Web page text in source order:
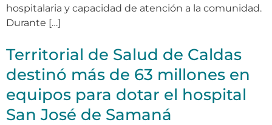
hospitalaria y capacidad de atención a la comunidad.
Durante […]
Territorial de Salud de Caldas
destinó más de 63 millones en
equipos para dotar el hospital
San José de Samaná